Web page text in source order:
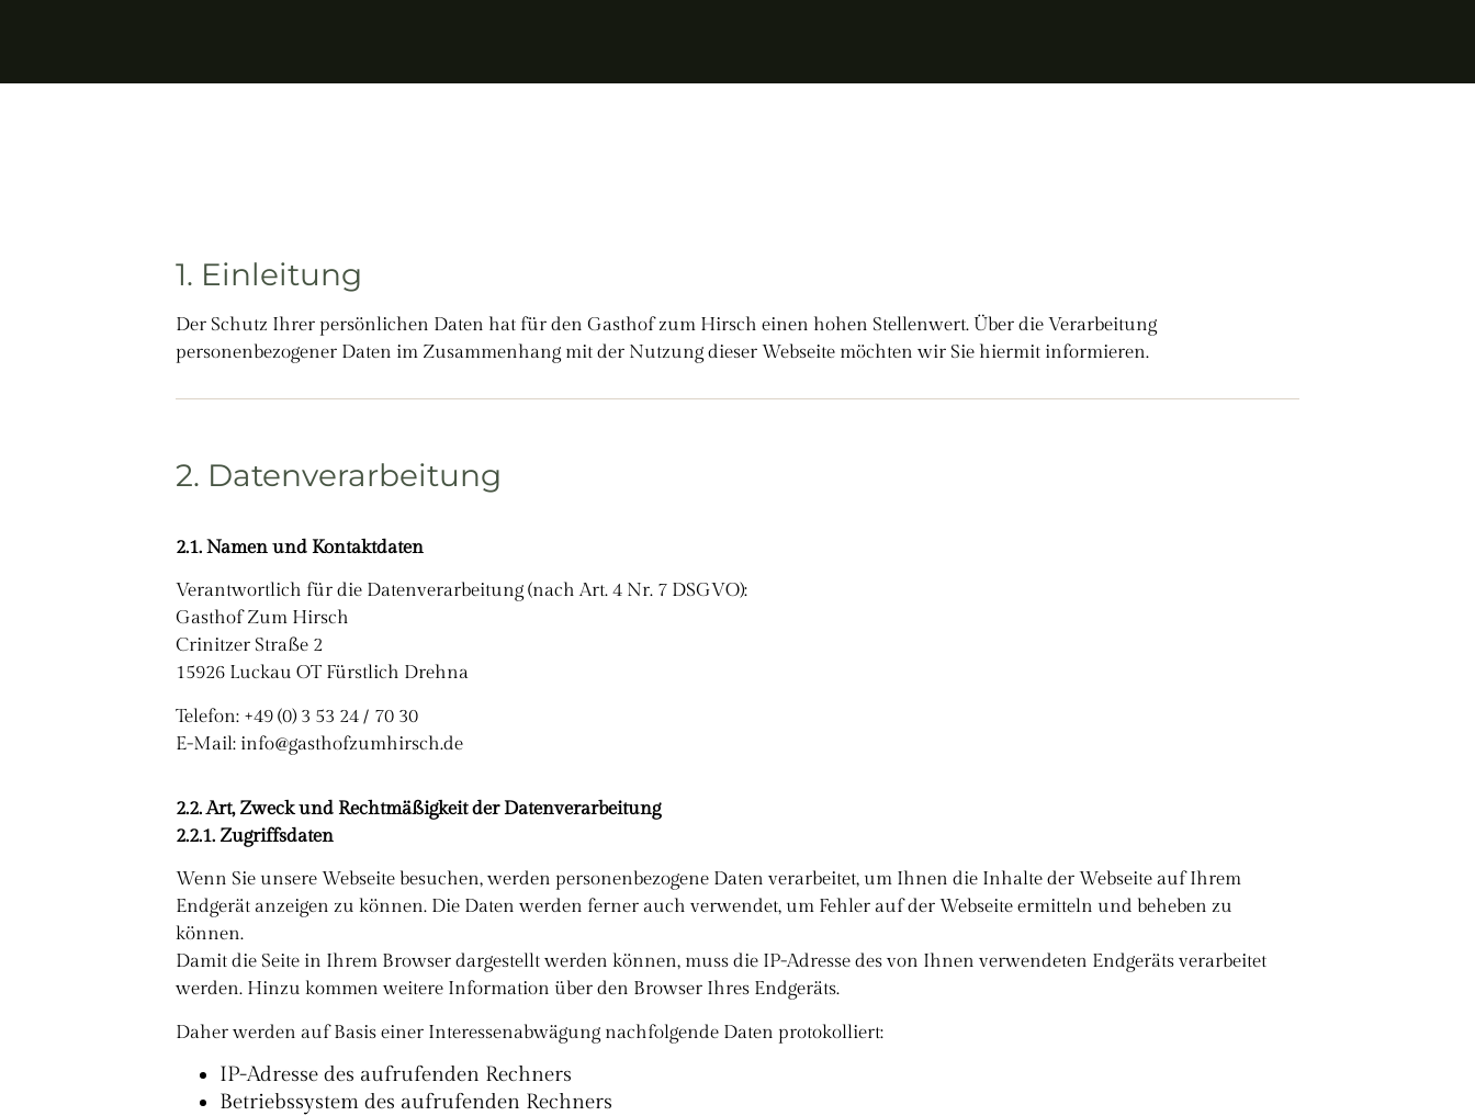
1. Einleitung
Der Schutz Ihrer persönlichen Daten hat für den Gasthof zum Hirsch einen hohen Stellenwert. Über die Verarbeitung
personenbezogener Daten im Zusammenhang mit der Nutzung dieser Webseite möchten wir Sie hiermit informieren.
2. Datenverarbeitung
2.1. Namen und Kontaktdaten
Verantwortlich für die Datenverarbeitung (nach Art. 4 Nr. 7 DSGVO):
Gasthof Zum Hirsch
Crinitzer Straße 2
15926 Luckau OT Fürstlich Drehna
Telefon: +49 (0) 3 53 24 / 70 30
E-Mail: info@gasthofzumhirsch.de
2.2. Art, Zweck und Rechtmäßigkeit der Datenverarbeitung
2.2.1. Zugriffsdaten
Wenn Sie unsere Webseite besuchen, werden personenbezogene Daten verarbeitet, um Ihnen die Inhalte der Webseite auf Ihrem
Endgerät anzeigen zu können. Die Daten werden ferner auch verwendet, um Fehler auf der Webseite ermitteln und beheben zu
können.
Damit die Seite in Ihrem Browser dargestellt werden können, muss die IP-Adresse des von Ihnen verwendeten Endgeräts verarbeitet
werden. Hinzu kommen weitere Information über den Browser Ihres Endgeräts.
Daher werden auf Basis einer Interessenabwägung nachfolgende Daten protokolliert:
IP-Adresse des aufrufenden Rechners
Betriebssystem des aufrufenden Rechners